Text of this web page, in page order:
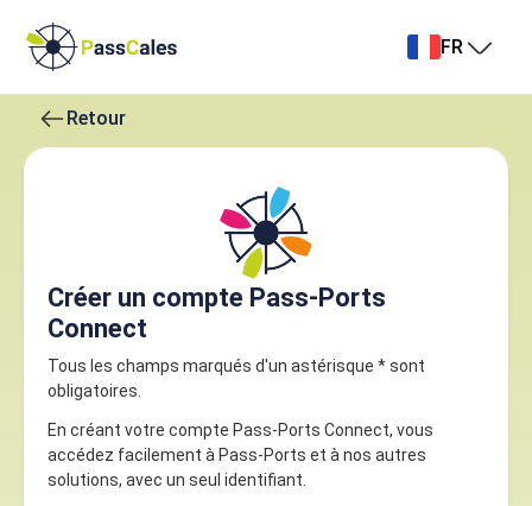
FR
Retour
Créer un compte Pass-Ports
Connect
Tous les champs marqués d'un astérisque * sont
obligatoires.
En créant votre compte Pass-Ports Connect, vous
accédez facilement à Pass-Ports et à nos autres
solutions, avec un seul identifiant.